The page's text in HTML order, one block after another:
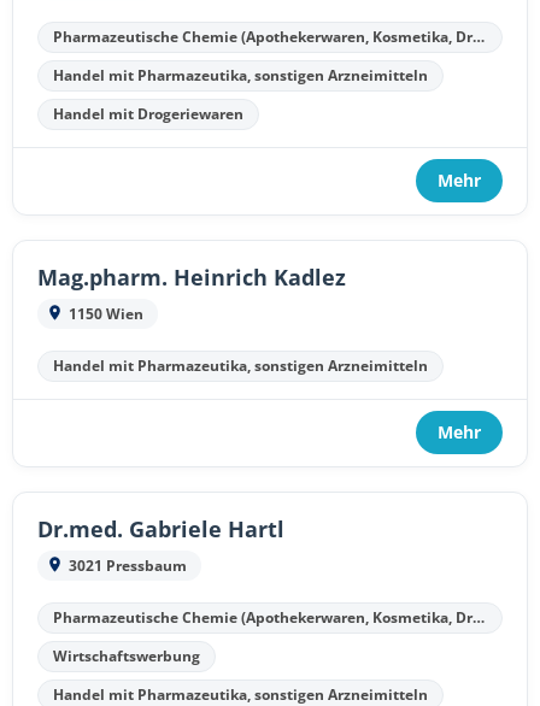
Pharmazeutische Chemie (Apothekerwaren, Kosmetika, Drogen)
Handel mit Pharmazeutika, sonstigen Arzneimitteln
Handel mit Drogeriewaren
Mehr
Mag.pharm. Heinrich Kadlez
1150 Wien
Handel mit Pharmazeutika, sonstigen Arzneimitteln
Mehr
Dr.med. Gabriele Hartl
3021 Pressbaum
Pharmazeutische Chemie (Apothekerwaren, Kosmetika, Drogen)
Wirtschaftswerbung
Handel mit Pharmazeutika, sonstigen Arzneimitteln